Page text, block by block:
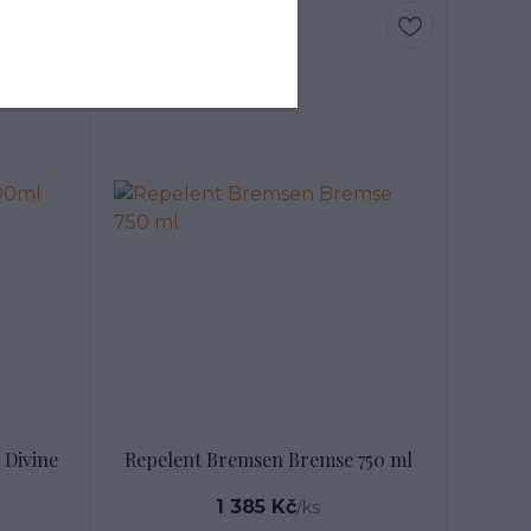
Repelent Bremsen Bremse 750 ml
1 385 Kč/ks